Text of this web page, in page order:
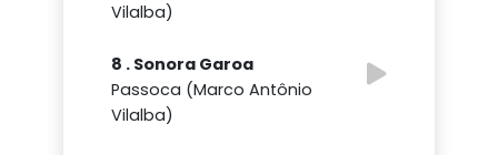
Vilalba)
8 . Sonora Garoa
Passoca (Marco Antônio
Vilalba)